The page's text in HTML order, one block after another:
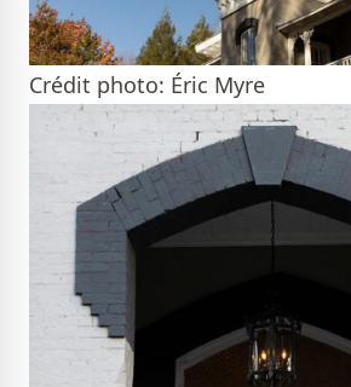
Crédit photo: Éric Myre